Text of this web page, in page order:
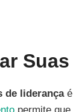
de liderançaé
permite